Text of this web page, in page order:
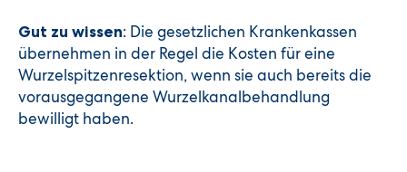
Gut zu wissen: Die gesetzlichen Krankenkassen
übernehmen in der Regel die Kosten für eine
Wurzelspitzenresektion, wenn sie auch bereits die
vorausgegangene Wurzelkanalbehandlung
bewilligt haben.